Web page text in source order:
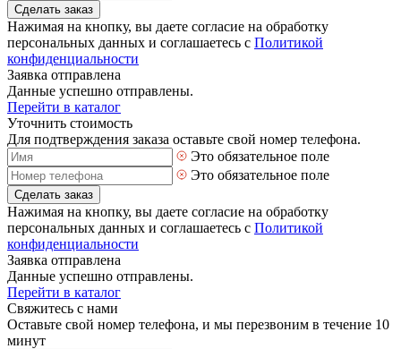
Сделать заказ
Нажимая на кнопку, вы даете согласие на обработку
персональных данных и соглашаетесь с Политикой
конфиденциальности
Заявка отправлена
Данные успешно отправлены.
Перейти в каталог
Уточнить стоимость
Для подтверждения заказа оставьте свой номер телефона.
Это обязательное поле
Это обязательное поле
Сделать заказ
Нажимая на кнопку, вы даете согласие на обработку
персональных данных и соглашаетесь с Политикой
конфиденциальности
Заявка отправлена
Данные успешно отправлены.
Перейти в каталог
Свяжитесь с нами
Оставьте свой номер телефона, и мы перезвоним в течение 10
минут